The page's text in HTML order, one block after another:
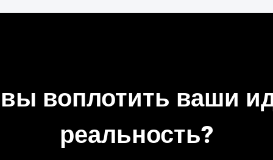
воплотить ваши
реальность?